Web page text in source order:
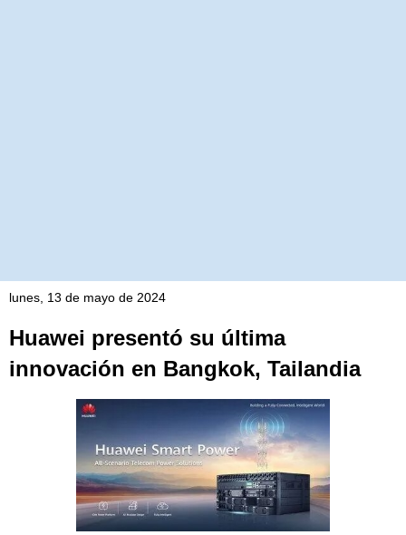
lunes, 13 de mayo de 2024
Huawei presentó su última
innovación en Bangkok, Tailandia